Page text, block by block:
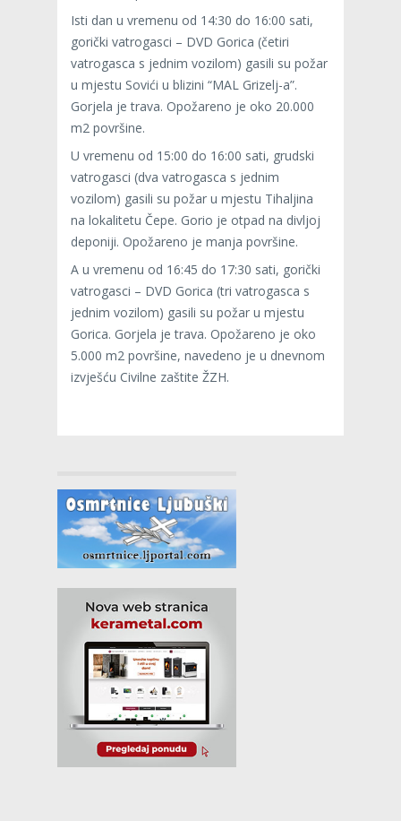
Isti dan u vremenu od 14:30 do 16:00 sati,
gorički vatrogasci – DVD Gorica (četiri
vatrogasca s jednim vozilom) gasili su požar
u mjestu Sovići u blizini “MAL Grizelj-a”.
Gorjela je trava. Opožareno je oko 20.000
m2 površine.
U vremenu od 15:00 do 16:00 sati, grudski
vatrogasci (dva vatrogasca s jednim
vozilom) gasili su požar u mjestu Tihaljina
na lokalitetu Čepe. Gorio je otpad na divljoj
deponiji. Opožareno je manja površine.
A u vremenu od 16:45 do 17:30 sati, gorički
vatrogasci – DVD Gorica (tri vatrogasca s
jednim vozilom) gasili su požar u mjestu
Gorica. Gorjela je trava. Opožareno je oko
5.000 m2 površine, navedeno je u dnevnom
izvješću Civilne zaštite ŽZH.